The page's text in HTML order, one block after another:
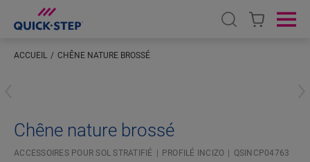
Open search
ACCUEIL CHÊNE NATURE BROSSÉ
Chêne nature brossé
ACCESSOIRES POUR SOL STRATIFIÉ PROFILÉ INCIZO QSINCP04763